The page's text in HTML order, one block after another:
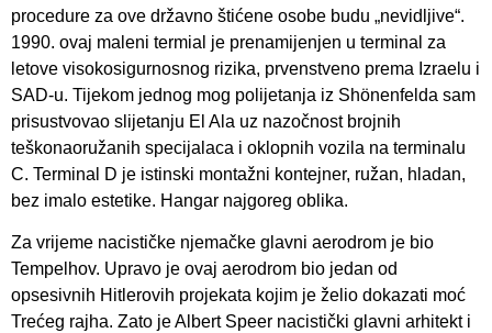
procedure za ove državno štićene osobe budu „nevidljive“.
1990. ovaj maleni termial je prenamijenjen u terminal za
letove visokosigurnosnog rizika, prvenstveno prema Izraelu i
SAD-u. Tijekom jednog mog polijetanja iz Shönenfelda sam
prisustvovao slijetanju El Ala uz nazočnost brojnih
teškonaoružanih specijalaca i oklopnih vozila na terminalu
C. Terminal D je istinski montažni kontejner, ružan, hladan,
bez imalo estetike. Hangar najgoreg oblika.
Za vrijeme nacističke njemačke glavni aerodrom je bio
Tempelhov. Upravo je ovaj aerodrom bio jedan od
opsesivnih Hitlerovih projekata kojim je želio dokazati moć
Trećeg rajha. Zato je Albert Speer nacistički glavni arhitekt i